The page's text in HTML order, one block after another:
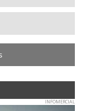
INFOMERCIAL